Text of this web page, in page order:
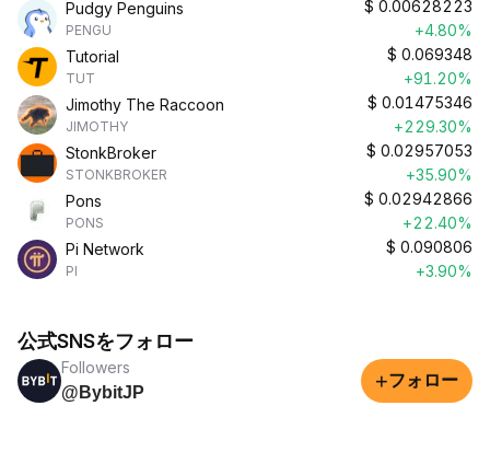
Pudgy Penguins
PENGU
$ 0.00628223
+4.80%
Tutorial
TUT
$ 0.069348
+91.20%
Jimothy The Raccoon
JIMOTHY
$ 0.01475346
+229.30%
StonkBroker
STONKBROKER
$ 0.02957053
+35.90%
Pons
PONS
$ 0.02942866
+22.40%
Pi Network
PI
$ 0.090806
+3.90%
公式SNSをフォロー
Followers
@BybitJP
+フォロー